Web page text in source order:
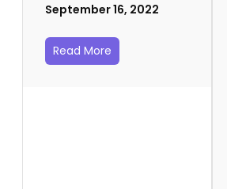
September 16, 2022
Read More